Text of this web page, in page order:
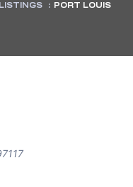
: PORT LOUIS